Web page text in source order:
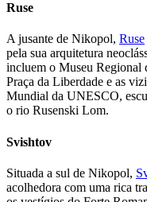
Ruse
A jusante de Nikopol, Ruse
pela sua arquitetura
incluem o Museu Regional
Praça da Liberdade e as
Mundial da UNESCO,
o rio Rusenski Lom.
Svishtov
Situada a sul de Nikopol,
acolhedora com uma rica